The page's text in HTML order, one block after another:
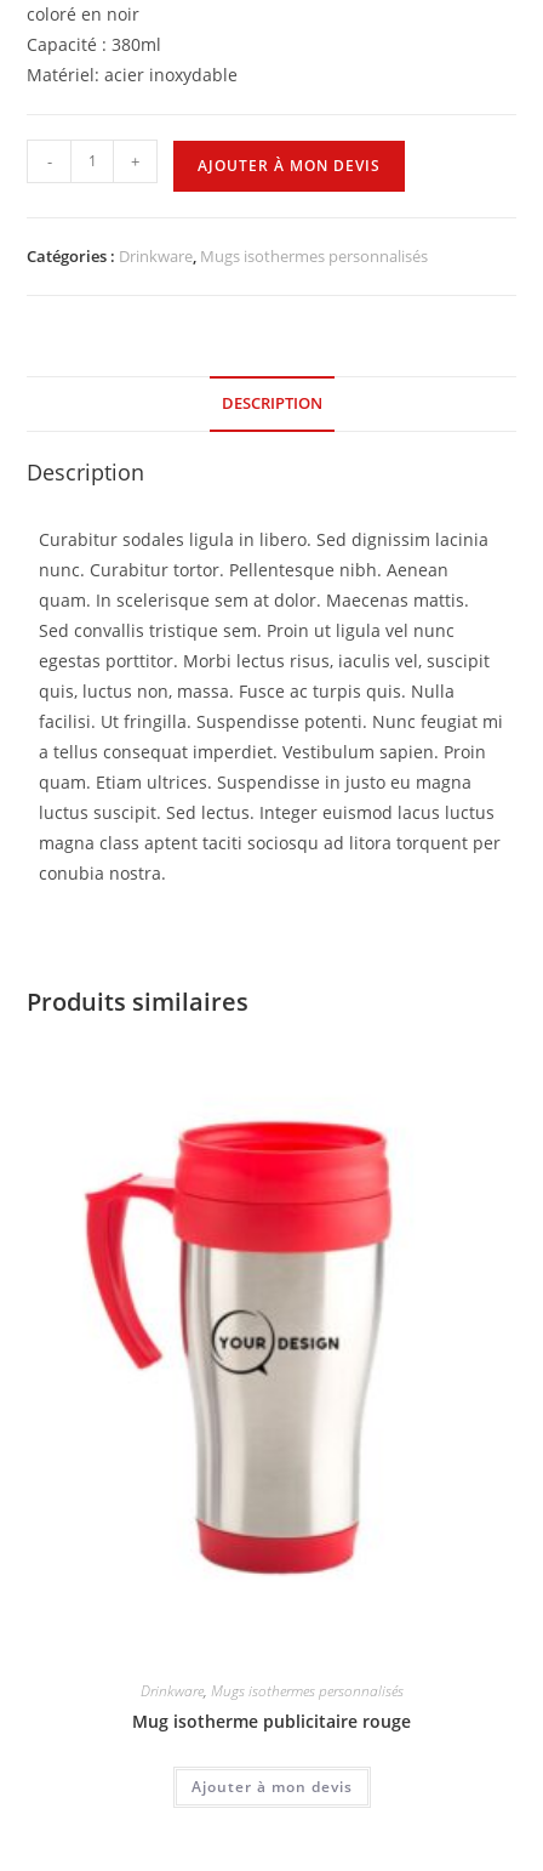
coloré en noir
Capacité : 380ml
Matériel: acier inoxydable
- + AJOUTER À MON DEVIS
Catégories : Drinkware, Mugs isothermes personnalisés
DESCRIPTION
Description
Curabitur sodales ligula in libero. Sed dignissim lacinia
nunc. Curabitur tortor. Pellentesque nibh. Aenean
quam. In scelerisque sem at dolor. Maecenas mattis.
Sed convallis tristique sem. Proin ut ligula vel nunc
egestas porttitor. Morbi lectus risus, iaculis vel, suscipit
quis, luctus non, massa. Fusce ac turpis quis. Nulla
facilisi. Ut fringilla. Suspendisse potenti. Nunc feugiat mi
a tellus consequat imperdiet. Vestibulum sapien. Proin
quam. Etiam ultrices. Suspendisse in justo eu magna
luctus suscipit. Sed lectus. Integer euismod lacus luctus
magna class aptent taciti sociosqu ad litora torquent per
conubia nostra.
Produits similaires
Drinkware, Mugs isothermes personnalisés
Mug isotherme publicitaire rouge
Ajouter à mon devis